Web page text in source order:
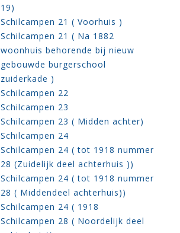
19)
Schilcampen 21 ( Voorhuis )
Schilcampen 21 ( Na 1882
woonhuis behorende bij nieuw
gebouwde burgerschool
zuiderkade )
Schilcampen 22
Schilcampen 23
Schilcampen 23 ( Midden achter)
Schilcampen 24
Schilcampen 24 ( tot 1918 nummer
28 (Zuidelijk deel achterhuis ))
Schilcampen 24 ( tot 1918 nummer
28 ( Middendeel achterhuis))
Schilcampen 24 ( 1918
Schilcampen 28 ( Noordelijk deel